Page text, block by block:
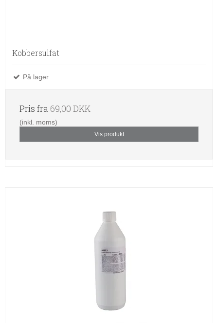
Kobbersulfat
På lager
Pris fra 69,00 DKK
(inkl. moms)
Vis produkt